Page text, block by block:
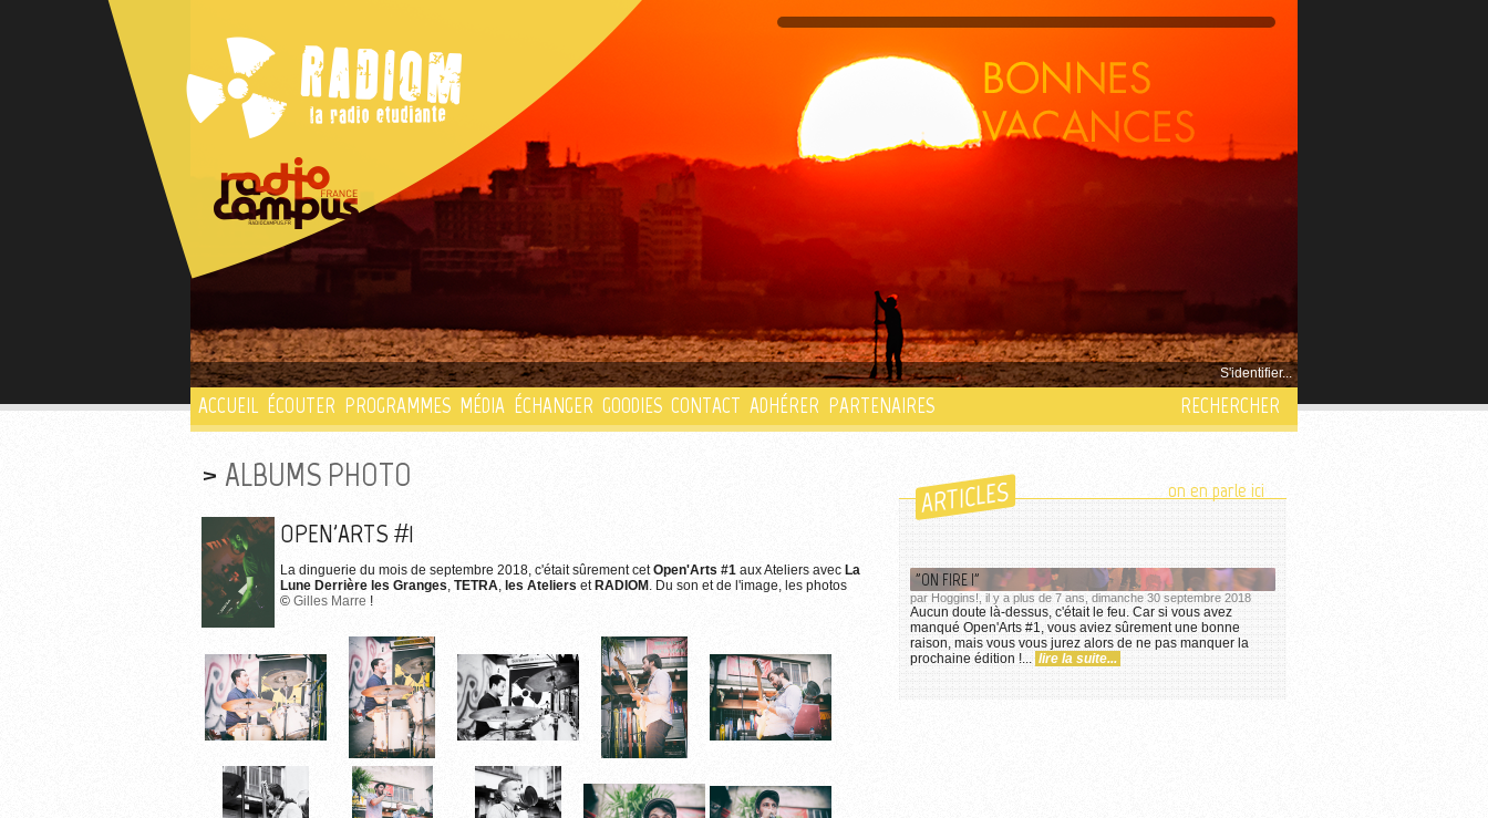
S'identifier...
ACCUEIL ÉCOUTER PROGRAMMES MÉDIA ÉCHANGER GOODIES CONTACT ADHÉRER PARTENAIRES RECHERCHER
ALBUMS PHOTO
OPEN'ARTS #1
La dinguerie du mois de septembre 2018, c'était sûrement cetOpen'Arts #1 aux Ateliers avec La
Lune Derrière les Granges, TETRA, les Ateliers et RADIOM . Du son et de l'image, les photos
© Gilles Marre !
ARTICLES on en parle ici
"ON FIRE !"
par Hoggins!, il y a plus de 7 ans, dimanche 30 septembre 2018
Aucun doute là-dessus, c'était le feu. Car si vous avez
manqué Open'Arts #1, vous aviez sûrement une bonne
raison, mais vous vous jurez alors de ne pas manquer la
prochaine édition !... lire la suite...